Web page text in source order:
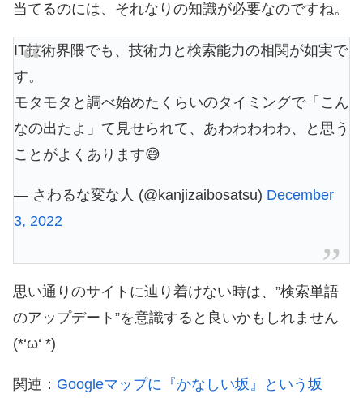
当てるのには、それなりの知識が必要なのですね。
IT技術界隈でも、技術力と検索能力の相関が如実で
す。
モタモタと調べ始めたくらいのタイミングで「こん
なの出たよ」て見せられて、あわわわわわ、と思う
ことがよくあります😅
— さわるな変な人 (@kanjizaibosatsu) December
3, 2022
思い通りのサイトに辿り着けない時は、”検索単語
のアップデート”を意識すると良いかもしれません
(*‘ω‘ *)
関連： Googleマップに『かなしい坂』という坂